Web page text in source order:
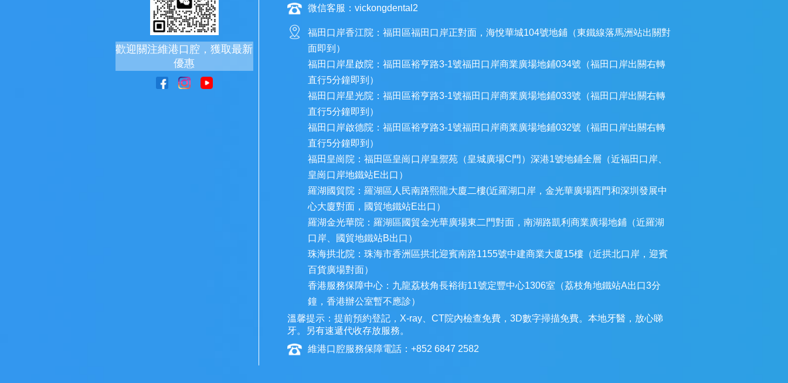
歡迎關注維港口腔，獲取最新
優惠
微信客服：vickongdental2
福田口岸香江院：福田區福田口岸正對面，海悅華城104號地鋪（東鐵線落馬洲站出關對
面即到）
福田口岸星啟院：福田區裕亨路3-1號福田口岸商業廣場地鋪034號（福田口岸出關右轉
直行5分鐘即到）
福田口岸星光院：福田區裕亨路3-1號福田口岸商業廣場地鋪033號（福田口岸出關右轉
直行5分鐘即到）
福田口岸啟德院：福田區裕亨路3-1號福田口岸商業廣場地鋪032號（福田口岸出關右轉
直行5分鐘即到）
福田皇崗院：福田區皇崗口岸皇禦苑（皇城廣場C門）深港1號地鋪全層（近福田口岸、
皇崗口岸地鐵站E出口）
羅湖國貿院：羅湖區人民南路熙龍大廈二樓(近羅湖口岸，金光華廣場西門和深圳發展中
心大廈對面，國貿地鐵站E出口）
羅湖金光華院：羅湖區國貿金光華廣場東二門對面，南湖路凱利商業廣場地鋪（近羅湖
口岸、國貿地鐵站B出口）
珠海拱北院：珠海市香洲區拱北迎賓南路1155號中建商業大廈15樓（近拱北口岸，迎賓
百貨廣場對面）
香港服務保障中心：九龍荔枝角長裕街11號定豐中心1306室（荔枝角地鐵站A出口3分
鐘，香港辦公室暫不應診）
溫馨提示：提前預約登記，X-ray、CT院內檢查免費，3D數字掃描免費。本地牙醫，放心睇
牙。另有速遞代收存放服務。
維港口腔服務保障電話：+852 6847 2582